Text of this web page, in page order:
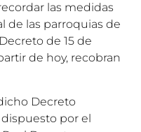
las medidas
de las parroquias de
de 15 de
de hoy, recobran
Decreto
por el